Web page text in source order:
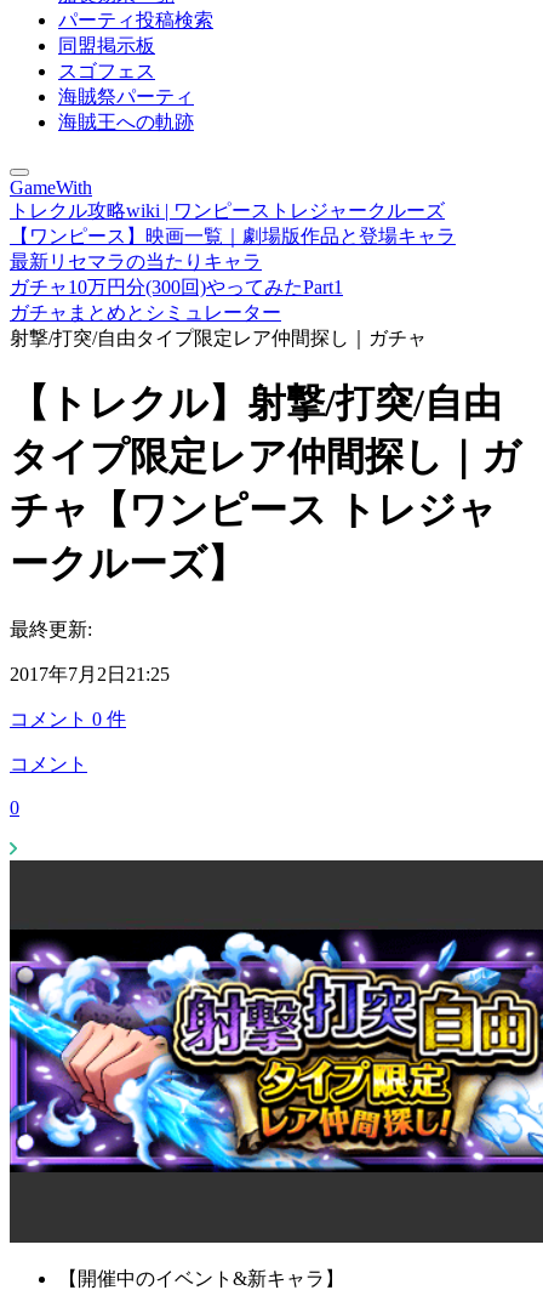
パーティ投稿検索
同盟掲示板
スゴフェス
海賊祭パーティ
海賊王への軌跡
GameWith
トレクル攻略wiki | ワンピーストレジャークルーズ
【ワンピース】映画一覧｜劇場版作品と登場キャラ
最新リセマラの当たりキャラ
ガチャ10万円分(300回)やってみたPart1
ガチャまとめとシミュレーター
射撃/打突/自由タイプ限定レア仲間探し｜ガチャ
【トレクル】射撃/打突/自由
タイプ限定レア仲間探し｜ガ
チャ【ワンピース トレジャ
ークルーズ】
最終更新:
2017年7月2日21:25
コメント 0 件
コメント
0
【開催中のイベント&新キャラ】